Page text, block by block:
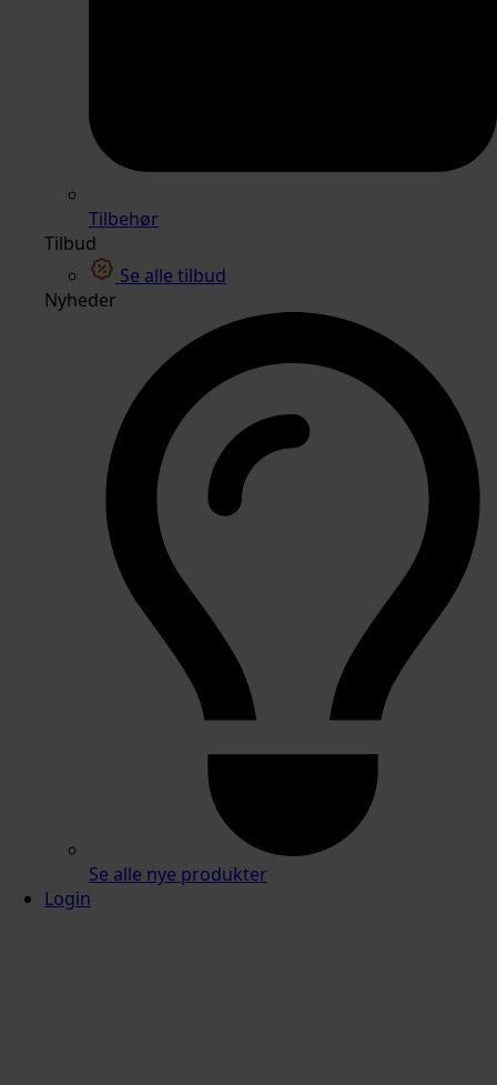
Tilbehør
Tilbud
Se alle tilbud
Nyheder
Se alle nye produkter
Login